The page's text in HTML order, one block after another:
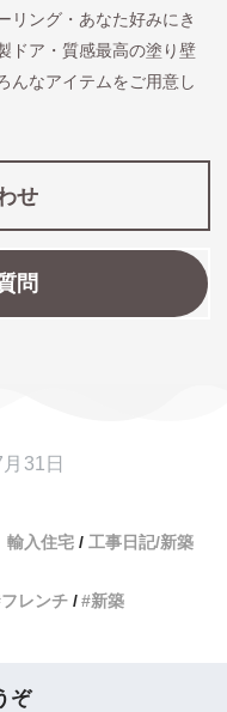
リング・あなた好みにき
ドア・質感最高の塗り壁
んなアイテムをご用意し
せ
問
31日
輸入住宅 工事日記/新築
フレンチ 新築
ぞ